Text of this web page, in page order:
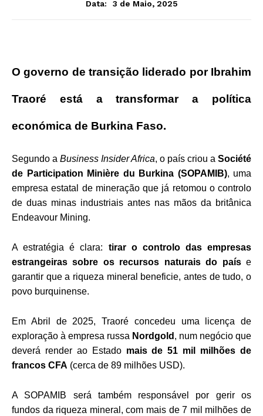
Data:
3 de Maio, 2025
O governo de transição liderado por Ibrahim
Traoré está a transformar a política
económica de Burkina Faso.
Segundo a Business Insider Africa, o país criou a Société
de Participation Minière du Burkina (SOPAMIB), uma
empresa estatal de mineração que já retomou o controlo
de duas minas industriais antes nas mãos da britânica
Endeavour Mining.
A estratégia é clara: tirar o controlo das empresas
estrangeiras sobre os recursos naturais do paíse
garantir que a riqueza mineral beneficie, antes de tudo, o
povo burquinense.
Em Abril de 2025, Traoré concedeu uma licença de
exploração à empresa russa Nordgold , num negócio que
deverá render ao Estado mais de 51 mil milhões de
francos CFA (cerca de 89 milhões USD).
A SOPAMIB será também responsável por gerir os
fundos da riqueza mineral, com mais de 7 mil milhões de